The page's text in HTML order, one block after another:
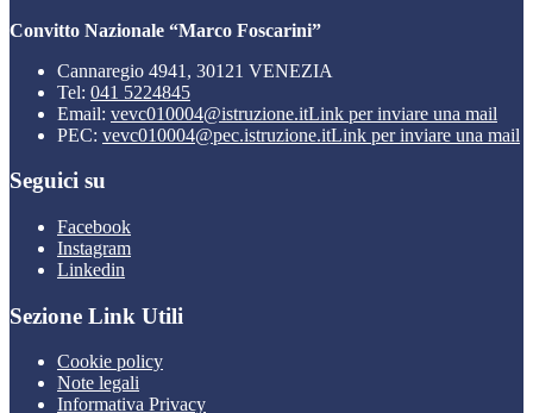
Convitto Nazionale “Marco Foscarini”
Cannaregio 4941, 30121 VENEZIA
Tel: 041 5224845
Email: vevc010004@istruzione.itLink per inviare una mail
PEC: vevc010004@pec.istruzione.itLink per inviare una mail
Seguici su
Facebook
Instagram
Linkedin
Sezione Link Utili
Cookie policy
Note legali
Informativa Privacy